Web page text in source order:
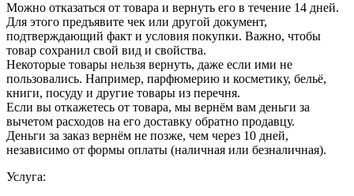
Можно отказаться от товара и вернуть его в течение 14 дней.
Для этого предъявите чек или другой документ,
подтверждающий факт и условия покупки. Важно, чтобы
товар сохранил свой вид и свойства.
Некоторые товары нельзя вернуть, даже если ими не
пользовались. Например, парфюмерию и косметику, бельё,
книги, посуду и другие товары из перечня.
Если вы откажетесь от товара, мы вернём вам деньги за
вычетом расходов на его доставку обратно продавцу.
Деньги за заказ вернём не позже, чем через 10 дней,
независимо от формы оплаты (наличная или безналичная).
Услуга: